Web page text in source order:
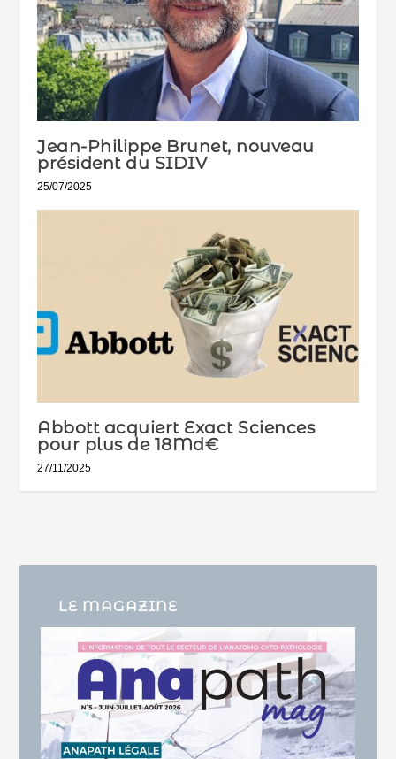
Jean-Philippe Brunet, nouveau
président du SIDIV
25/07/2025
Abbott acquiert Exact Sciences
pour plus de 18Md€
27/11/2025
LE MAGAZINE